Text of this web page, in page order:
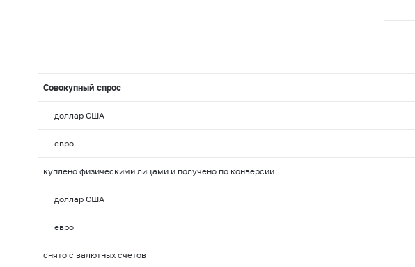
Совокупный спрос
доллар США
евро
куплено физическими лицами и получено по конверсии
доллар США
евро
снято с валютных счетов